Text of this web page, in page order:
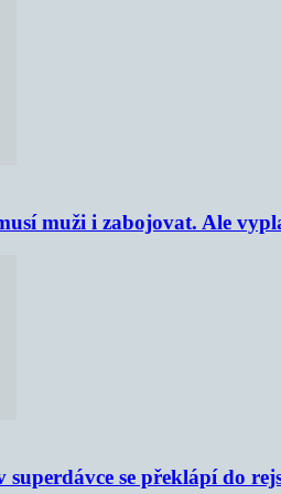
muži i zabojovat. Ale
superdávce se překlápí do